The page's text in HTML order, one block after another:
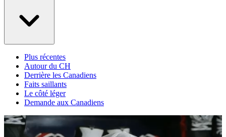
Plus récentes
Autour du CH
Derrière les Canadiens
Faits saillants
Le côté léger
Demande aux Canadiens